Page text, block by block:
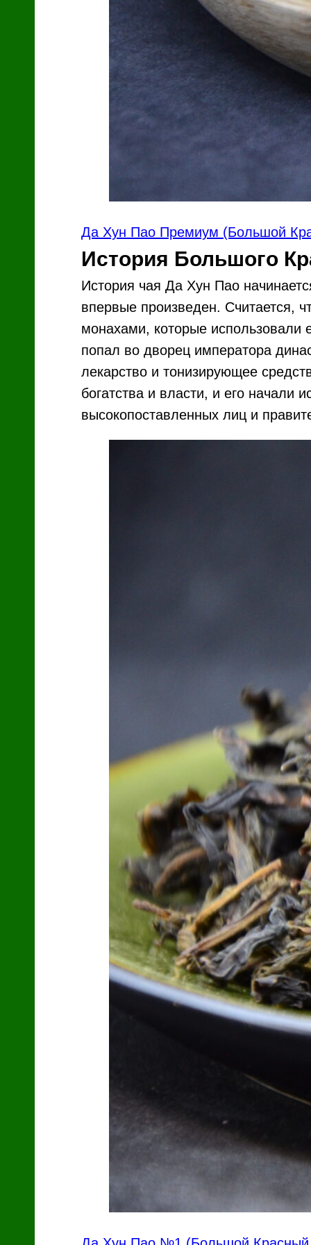
Да Хун Пао Премиум (Большой
История Большого
История чая Да Хун Пао
впервые произведен. Считается,
монахами, которые использовали
попал во дворец императора
лекарство и тонизирующее
богатства и власти, и его начали
высокопоставленных лиц и